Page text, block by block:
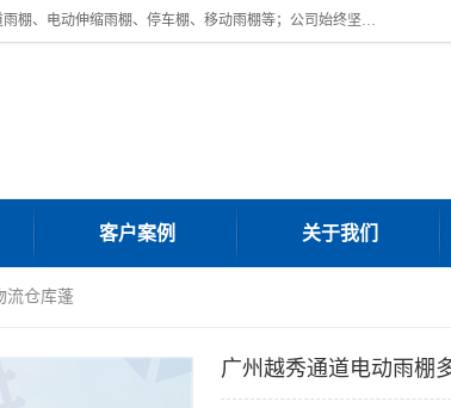
广东鼎新钢结构工程有限公司是一家制作大型电动雨棚厂家;主营：电动推拉雨棚、厂房过道雨棚、电动伸缩雨棚、停车棚、移动雨棚等；公司始终坚持结构创新,品质优越,美观形象,且售后服务好。公司充分吸纳当今休闲用品的前端技术和风格,为您带来质价相宜,时尚典雅的各种户外用品,
客户案例 关于我们
流仓库蓬
广州越秀通道电动雨棚